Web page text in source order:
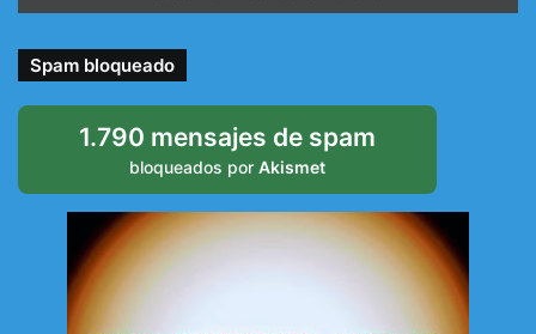
Spam bloqueado
1.790 mensajes de spam
bloqueados por Akismet